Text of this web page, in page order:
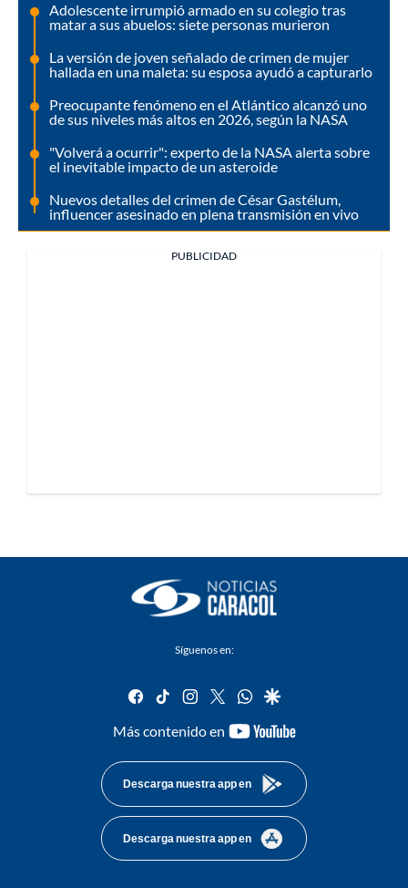
Adolescente irrumpió armado en su colegio tras
matar a sus abuelos: siete personas murieron
La versión de joven señalado de crimen de mujer
hallada en una maleta: su esposa ayudó a capturarlo
Preocupante fenómeno en el Atlántico alcanzó uno
de sus niveles más altos en 2026, según la NASA
"Volverá a ocurrir": experto de la NASA alerta sobre
el inevitable impacto de un asteroide
Nuevos detalles del crimen de César Gastélum,
influencer asesinado en plena transmisión en vivo
PUBLICIDAD
Síguenos en:
facebook
tiktok instagram
twitterwhatsapp
google
Más contenido en
youtube-
Descarga nuestra app en
Descarga nuestra app en